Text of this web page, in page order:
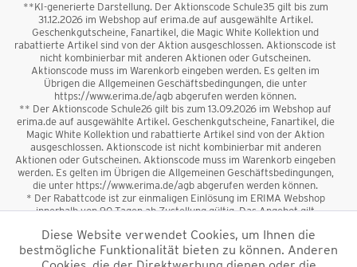
**KI-generierte Darstellung. Der Aktionscode Schule35 gilt bis zum
31.12.2026 im Webshop auf erima.de auf ausgewählte Artikel.
Geschenkgutscheine, Fanartikel, die Magic White Kollektion und
rabattierte Artikel sind von der Aktion ausgeschlossen. Aktionscode ist
nicht kombinierbar mit anderen Aktionen oder Gutscheinen.
Aktionscode muss im Warenkorb eingeben werden. Es gelten im
Übrigen die Allgemeinen Geschäftsbedingungen, die unter
https://www.erima.de/agb abgerufen werden können.
** Der Aktionscode Schule26 gilt bis zum 13.09.2026 im Webshop auf
erima.de auf ausgewählte Artikel. Geschenkgutscheine, Fanartikel, die
Magic White Kollektion und rabattierte Artikel sind von der Aktion
ausgeschlossen. Aktionscode ist nicht kombinierbar mit anderen
Aktionen oder Gutscheinen. Aktionscode muss im Warenkorb eingeben
werden. Es gelten im Übrigen die Allgemeinen Geschäftsbedingungen,
die unter https://www.erima.de/agb abgerufen werden können.
* Der Rabattcode ist zur einmaligen Einlösung im ERIMA Webshop
innerhalb von 90 Tagen ab Zustellung gültig. Das Angebot gilt
sowie Geschenkgutscheine sind vom Rabatt ausgeschlossen. Der
Rabattcode ist nicht mit anderen Aktionen oder Gutscheinen
kombinierbar. Der Mindestbestellwert beträgt 50 €
Diese Website verwendet Cookies, um Ihnen die
bestmögliche Funktionalität bieten zu können. Anderen